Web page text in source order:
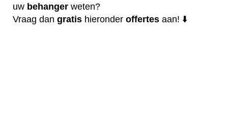
uw behanger weten?
Vraag dan gratis hieronder offertes aan! ⬇️